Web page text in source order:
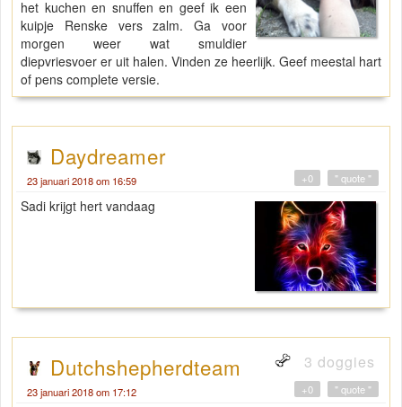
het kuchen en snuffen en geef ik een
kuipje Renske vers zalm. Ga voor
morgen weer wat smuldier
diepvriesvoer er uit halen. Vinden ze heerlijk. Geef meestal hart
of pens complete versie.
Daydreamer
23 januari 2018 om 16:59 " quote "
+0
Sadi krijgt hert vandaag
Dutchshepherdteam 3 doggies
23 januari 2018 om 17:12 " quote "
+0